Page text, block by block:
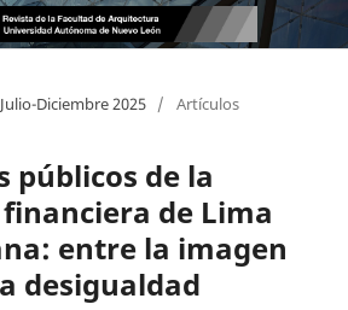
Diciembre 2025 / Artículos
públicos de la
de Lima
entre la imagen
desigualdad